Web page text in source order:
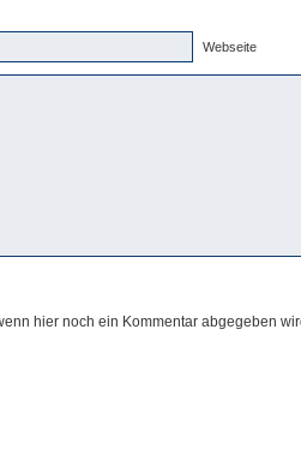
Webseite
hier noch ein Kommentar abgegeben